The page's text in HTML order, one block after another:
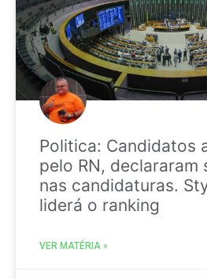
Politica: Candidatos
pelo RN, declararam
nas candidaturas.
liderá o ranking
VER MATÉRIA »